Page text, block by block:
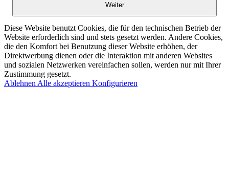
Weiter
Diese Website benutzt Cookies, die für den technischen Betrieb der
Website erforderlich sind und stets gesetzt werden. Andere Cookies,
die den Komfort bei Benutzung dieser Website erhöhen, der
Direktwerbung dienen oder die Interaktion mit anderen Websites
und sozialen Netzwerken vereinfachen sollen, werden nur mit Ihrer
Zustimmung gesetzt.
Ablehnen Alle akzeptieren Konfigurieren